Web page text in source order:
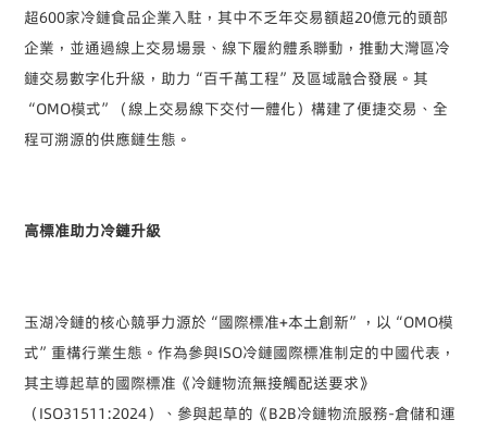
超600家冷鏈食品企業入駐，其中不乏年交易額超20億元的頭部
企業，並通過線上交易場景、線下履約體系聯動，推動大灣區冷
鏈交易數字化升級，助力 “百千萬工程” 及區域融合發展。其
“OMO模式”
（線上交易線下交付一體化）構建了便捷交易、全
程可溯源的供應鏈生態。
高標准助力冷鏈升級
玉湖冷鏈的核心競爭力源於 “國際標准+本土創新” ，以 “OMO模
式”重構行業生態。作為參與ISO冷鏈國際標准制定的中國代表，
其主導起草的國際標准《冷鏈物流無接觸配送要求》
（ ISO31511:2024）、參與起草的《B2B冷鏈物流服務-倉儲和運